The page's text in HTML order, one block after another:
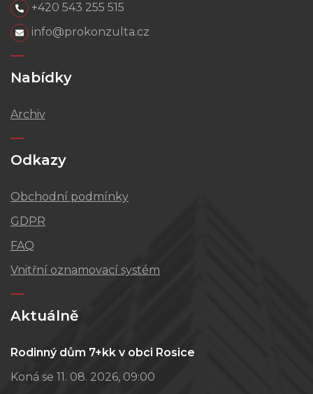
+420 543 255 515
info@prokonzulta.cz
Nabídky
Archiv
Odkazy
Obchodní podmínky
GDPR
FAQ
Vnitřní oznamovací systém
Aktuálně
Rodinný dům 7+kk v obci Rosice
Koná se 11. 08. 2026, 09:00